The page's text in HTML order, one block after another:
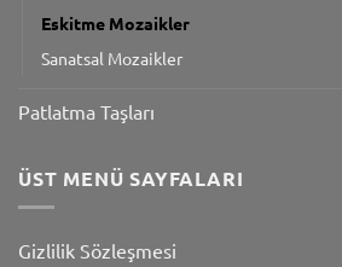
Eskitme Mozaikler
Sanatsal Mozaikler
Patlatma Taşları
ÜST MENÜ SAYFALARI
Gizlilik Sözleşmesi